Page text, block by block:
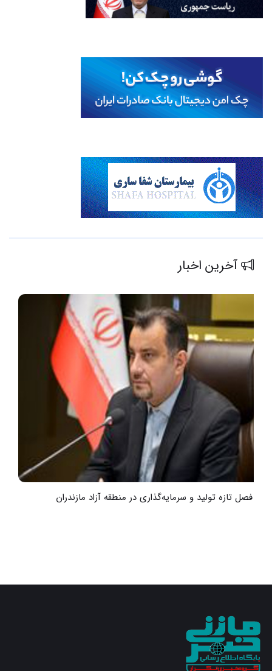
آخرین اخبار
آغاز فصل تازه تولید و سرمایه‌گذاری در منطقه آزاد مازندران